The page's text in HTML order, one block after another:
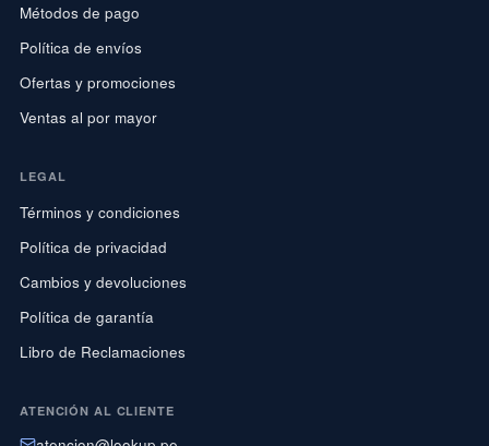
Métodos de pago
Política de envíos
Ofertas y promociones
Ventas al por mayor
LEGAL
Términos y condiciones
Política de privacidad
Cambios y devoluciones
Política de garantía
Libro de Reclamaciones
ATENCIÓN AL CLIENTE